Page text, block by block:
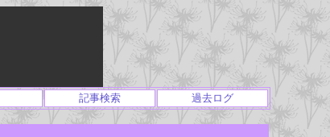
記事検索 過去ログ